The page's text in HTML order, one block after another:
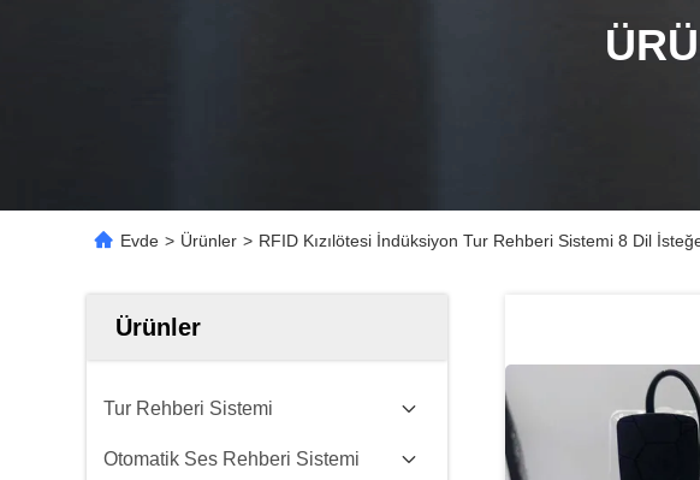
Evde > Ürünler > RFID Kızılötesi İndüksiyon Tur Rehberi Sistemi 8 Dil
Ürünler
Tur Rehberi Sistemi
Otomatik Ses Rehberi Sistemi